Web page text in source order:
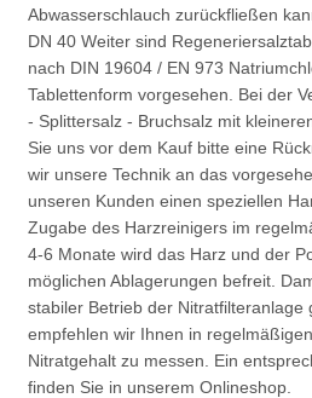
Abwasserschlauch zurückfließen
DN 40Weiter sind
nach DIN 19604 / EN 973
Tablettenform vorgesehen. Bei der
- Splittersalz - Bruchsalz mit
Sie uns vor dem Kauf bitte eine
wir unsere Technik an das
unseren Kunden einen speziellen
Zugabe des Harzreinigers im
4-6 Monate wird das Harz und der
möglichen Ablagerungen befreit.
stabiler Betrieb der Nitratfilteranlage
empfehlen wir Ihnen in
Nitratgehalt zu messen. Ein
finden Sie in unserem Onlineshop.